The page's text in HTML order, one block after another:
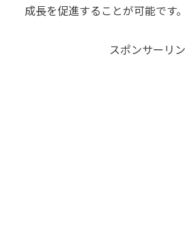
成長を促進することが可能です。
スポンサーリ